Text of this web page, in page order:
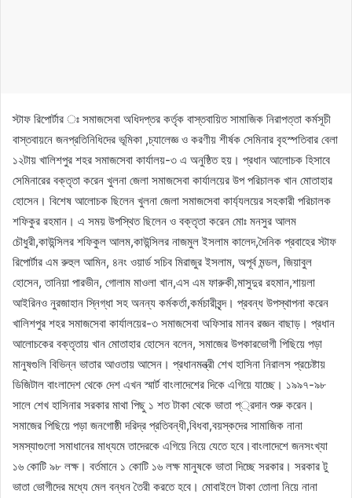
স্টাফ রিপোর্টার ঃ সমাজসেবা অধিদপ্তর কর্তৃক বাস্তবায়িত সামাজিক নিরাপত্তা কর্মসূচী
বাস্তবায়নে জনপ্রতিনিধিদের ভূমিকা ,চ্যালেজ্ঞ ও করণীয় শীর্ষক সেমিনার বৃহস্পতিবার বেলা
১২টায় খালিশপুর শহর সমাজসেবা কার্যালয়-৩ এ অনুষ্ঠিত হয়। প্রধান আলোচক হিসাবে
সেমিনারের বক্তৃতা করেন খুলনা জেলা সমাজসেবা কার্যালয়ের উপ পরিচালক খান মোতাহার
হোসেন। বিশেষ আলোচক ছিলেন খুলনা জেলা সমাজসেবা কার্য্যলয়ের সহকারী পরিচালক
শফিকুর রহমান। এ সময় উপস্থিত ছিলেন ও বক্তৃতা করেন মোঃ মনসুর আলম
চৌধুরী,কাউন্সিলর শফিকুল আলম,কাউন্সিলর নাজমুল ইসলাম কালেদ,দৈনিক প্রবাহের স্টাফ
রিপোর্টার এম রুহুল আমিন, ৪নং ওয়ার্ড সচিব মিরাজুর ইসলাম, অপূর্ব মন্ডল, জিয়াবুল
হোসেন, তানিয়া পারভীন, গোলাম মাওলা খান,এস এম ফারুকী,মাসুদুর রহমান,শায়লা
আইরিনও নুরজাহান স্নিগ্ধা সহ অনন্য কর্মকর্তা,কর্মচারীবৃন্দ। প্রবন্ধ উপস্থাপনা করেন
খালিশপুর শহর সমাজসেবা কার্যালয়ের-৩ সমাজসেবা অফিসার মানব রজ্ঞন বাছাড়। প্রধান
আলোচকের বক্তৃতায় খান মোতাহার হোসেন বলেন, সমাজের উপকারভোগী পিছিয়ে পড়া
মানুষগুলি বিভিন্ন ভাতার আওতায় আসেন। প্রধানমন্ত্রী শেখ হাসিনা নিরালস প্রচেষ্টায়
ডিজিটাল বাংলাদেশ থেকে দেশ এখন স্মার্ট বাংলাদেশের দিকে এগিয়ে যাচ্ছে। ১৯৯৭-৯৮
সালে শেখ হাসিনার সরকার মাথা পিছু ১ শত টাকা থেকে ভাতা প্্রদান শুরু করেন।
সমাজের পিছিয়ে পড়া জনগোষ্ঠী দরিদ্র প্রতিবন্ধী,বিধবা,বয়স্কদের সামাজিক নানা
সমস্যাগুলো সমাধানের মাধ্যমে তাদেরকে এগিয়ে নিয়ে যেতে হবে।বাংলাদেশে জনসংখ্যা
১৬ কোটি ৯৮ লক্ষ। বর্তমানে ১ কোটি ১৬ লক্ষ মানুষকে ভাতা দিচ্ছে সরকার। সরকার টু
ভাতা ভোগীদের মধ্যে মেল বন্ধন তৈরী করতে হবে। মোবাইলে টাকা তোলা নিয়ে নানা